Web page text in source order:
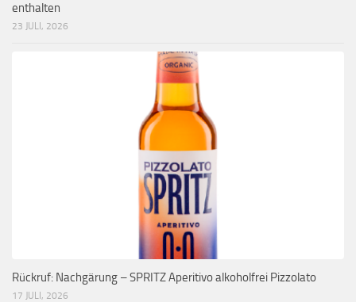
enthalten
23 JULI, 2026
Rückruf: Nachgärung – SPRITZ Aperitivo alkoholfrei Pizzolato
17 JULI, 2026